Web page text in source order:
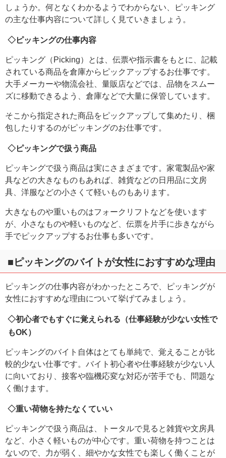
しょうか。何となくわかるようでわからない、ピッキング
の主な仕事内容について詳しく見ていきましょう。
◇ピッキングの仕事内容
ピッキング（Picking）とは、伝票や指示書をもとに、記載
されている商品を倉庫からピックアップするお仕事です。
大手メーカーや物流会社、量販店などでは、品物をスムー
ズに移動できるよう、倉庫などで大量に保管しています。
そこから指定された商品をピックアップして集めたり、梱
包したりするのがピッキングのお仕事です。
◇ピッキングで扱う商品
ピッキングで扱う商品は実にさまざまです。家電製品や家
具などの大きなものもあれば、雑貨などの日用品に文房
具、洋服などの小さくて軽いものもあります。
大きなものや重いものはフォークリフトなどを使います
が、小さなものや軽いものなど、伝票を片手に歩きながら
手でピックアップするお仕事も多いです。
■ピッキングのバイトが女性におすすめな理由
ピッキングの仕事内容がわかったところで、ピッキングが
女性におすすめな理由について挙げてみましょう。
◇初心者でもすぐに覚えられる（仕事経験が少ない女性で
もOK）
ピッキングのバイト自体はとても単純で、覚えることが比
較的少ない仕事です。バイト初心者や仕事経験が少ない人
に向いており、接客や臨機応変な対応が苦手でも、問題な
く働けます。
◇重い荷物を持たなくていい
ピッキングで扱う商品は、トータルで見ると雑貨や文房具
など、小さく軽いものが中心です。重い荷物を持つことは
ないので、力が弱く、細やかな女性でも楽しく働くことが